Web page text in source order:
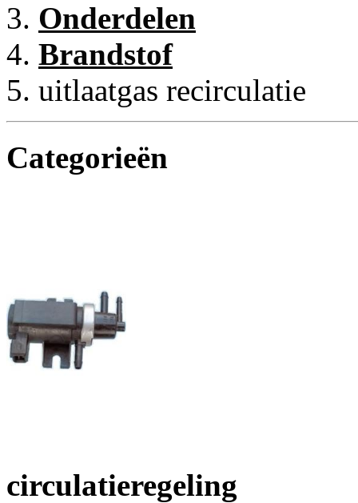
Onderdelen
Brandstof
uitlaatgas recirculatie
Categorieën
circulatieregeling